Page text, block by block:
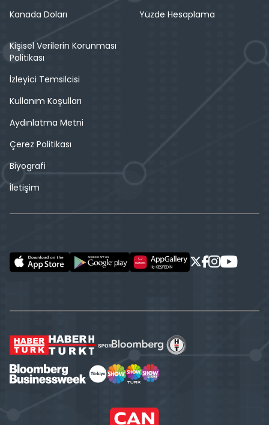
Kanada Doları
Yüzde Hesaplama
Kişisel Verilerin Korunması
Politikası
İzleyici Temsilcisi
Kullanım Koşulları
Aydınlatma Metni
Çerez Politikası
Biyografi
İletişim